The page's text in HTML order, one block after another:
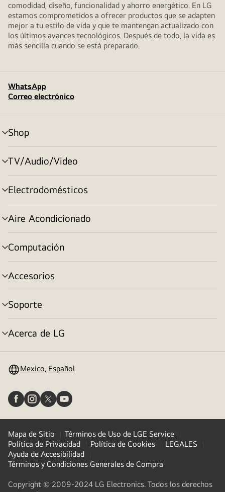
comodidad, diseño, funcionalidad y ahorro energético. En LG
estamos comprometidos a ofrecer productos que se adapten
mejor a tu estilo de vida y que te mantengan actualizado con
los últimos avances tecnológicos. Después de todo, la vida es
más sencilla cuando se está preparado.
WhatsApp
Correo electrónico
Shop
alternar
menú
TV/Audio/Video
alternar
menú
Electrodomésticos
alternar
menú
Aire Acondicionado
alternar
menú
Computación
alternar
menú
Accesorios
alternar
menú
Soporte
alternar
menú
Acerca de LG
alternar
Mexico, Español
Mapa de Sitio
Términos de Uso de LGE Service
Política de Privacidad
Política de Cookies
LEGALES
Ayuda de Accesibilidad
Términos y Condiciones Generales de Compra
Copyright © 2009-2024 LG Electronics. Todos los derechos